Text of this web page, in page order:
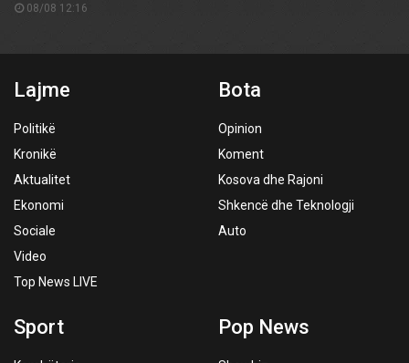
08/08 12:16
Lajme
Politikë
Kronikë
Aktualitet
Ekonomi
Sociale
Video
Top News LIVE
Bota
Opinion
Koment
Kosova dhe Rajoni
Shkencë dhe Teknologji
Auto
Sport Pop News